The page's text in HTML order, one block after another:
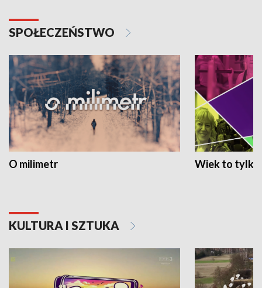
SPOŁECZEŃSTWO
O milimetr Wiek to tylko
KULTURA I SZTUKA